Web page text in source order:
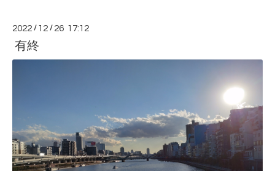
2022 / 12 / 26 17:12
有終